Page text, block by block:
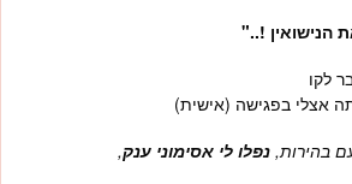
הנישואין !.."
לקו
אצלי בפגישה (אישית)
בהירות, נפלו לי אסימוני ענק,